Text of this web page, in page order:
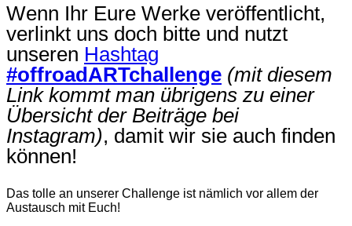
Wenn Ihr Eure Werke veröffentlicht,
verlinkt uns doch bitte und nutzt
unseren Hashtag
#offroadARTchallenge (mit diesem
Link kommt man übrigens zu einer
Übersicht der Beiträge bei
Instagram), damit wir sie auch finden
können!
Das tolle an unserer Challenge ist nämlich vor allem der
Austausch mit Euch!